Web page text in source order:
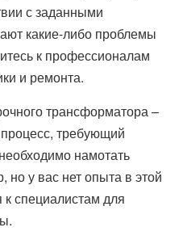
с заданными
какие-либо проблемы
к профессионалам
и ремонта.
трансформатора –
требующий
намотать
у вас нет опыта в этой
к специалистам для